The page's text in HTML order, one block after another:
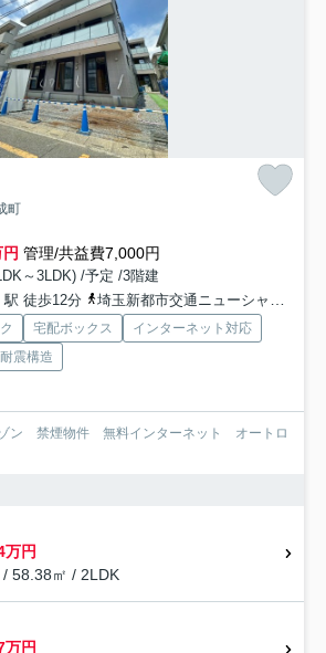
町
管理/共益費7,000円
～3LDK) /予定 /3階建
駅 徒歩12分
埼玉新都市交通ニューシャトル「鉄道博物館（大成）」駅 徒歩21分
宅配ボックス
インターネット対応
耐震構造
ゾン 禁煙物件 無料インターネット オートロ
万円
/ 58.38㎡ / 2LDK
万円